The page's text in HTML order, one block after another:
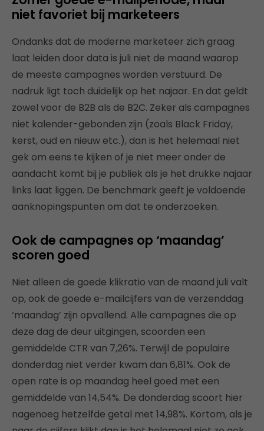
niet favoriet bij marketeers
Ondanks dat de moderne marketeer zich graag
laat leiden door data is juli niet de maand waarop
de meeste campagnes worden verstuurd. De
nadruk ligt toch duidelijk op het najaar. En dat geldt
zowel voor de B2B als de B2C. Zeker als campagnes
niet kalender-gebonden zijn (zoals Black Friday,
kerst, oud en nieuw etc.), dan is het helemaal niet
gek om eens te kijken of je niet meer onder de
aandacht komt bij je publiek als je het drukke najaar
links laat liggen. De benchmark geeft je voldoende
aanknopingspunten om dat te onderzoeken.
Ook de campagnes op ‘maandag’
scoren goed
Niet alleen de goede klikratio van de maand juli valt
op, ook de goede e-mailcijfers van de verzenddag
‘maandag’ zijn opvallend. Alle campagnes die op
deze dag de deur uitgingen, scoorden een
gemiddelde CTR van 7,26%. Terwijl de populaire
donderdag niet verder kwam dan 6,81%. Ook de
open rate is op maandag heel goed met een
gemiddelde van 14,54%. De donderdag scoort hier
nagenoeg hetzelfde getal met 14,98%. Kortom, als je